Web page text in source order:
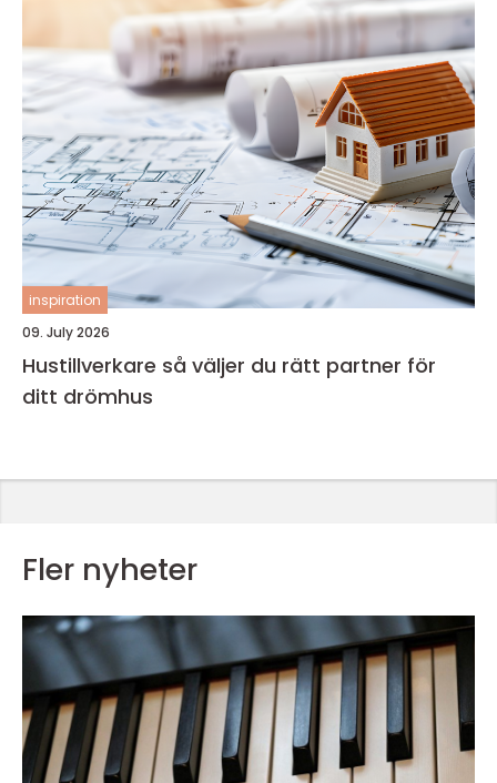
inspiration
09. July 2026
Hustillverkare så väljer du rätt partner för
ditt drömhus
Fler nyheter